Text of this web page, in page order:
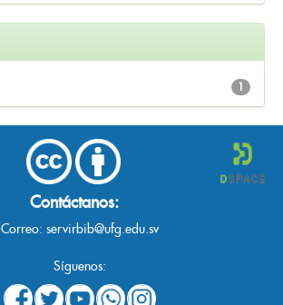
1
Contáctanos:
Correo: servirbib@ufg.edu.sv
Síguenos: